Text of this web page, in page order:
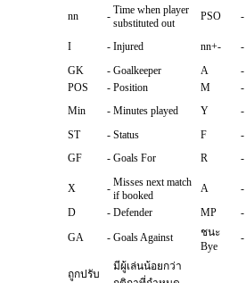
nn
- Time when player
substituted out
PSO -
I - Injured nn+- -
GK
- Goalkeeper A -
POS
- Position M -
Min
- Minutes played Y -
ST
- Status F -
GF
- Goals For R -
X
- Misses next match
if booked
A -
D
- Defender MP -
GA
- Goals Against
ชนะ
Bye
-
ถูกปรับ
มีผู้เล่นน้อยกว่า